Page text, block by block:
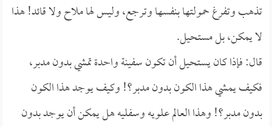
تذهب وتفرغ حمولتها بنفسها وترجع، وليس لها ملاح ولا قائد! هذا
لا يمكن، بل مستحيل.
قال: فإذا كان يستحيل أن تكون سفينة واحدة تمشي بدون مدبر،
فكيف يمشي هذا الكون بدون مدبر؟! وكيف يوجد هذا الكون
بدون مدبر؟! وهذا العالم علويه وسفليه هل يمكن أن يوجد بدون